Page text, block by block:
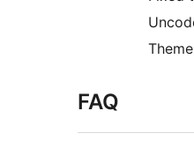
Theme
FAQ